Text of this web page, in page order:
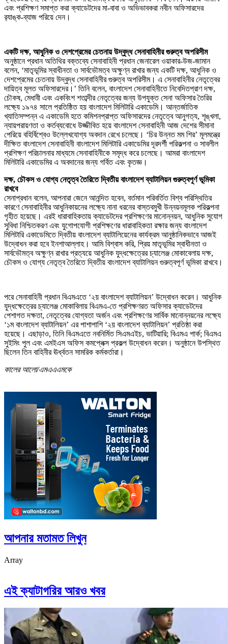
এবং প্রশিক্ষণ সমাপ্ত করা ক্যাডেটদের মা-বাবা ও অভিভাবকরা নবীন অফিসারদের
র‌্যাঙ্ক-ব্যাজ পরিয়ে দেন।
একটি দক্ষ, আধুনিক ও দেশপ্রেমের চেতনায় উদ্বুদ্ধ সেনাবাহিনীর গুরুত্ব অপরিসীম
অনুষ্ঠানে প্রধান অতিথির বক্তব্যে সেনাবাহিনী প্রধান জেনারেল ওয়াকার-উজ-জামান
বলেন, ‘মাতৃভূমির স্বাধীনতা ও সার্বভৌমত্ব অক্ষুণ্ন রাখার জন্য একটি দক্ষ, আধুনিক ও
দেশপ্রেমের চেতনায় উদ্বুদ্ধ সেনাবাহিনীর গুরুত্ব অপরিসীম। এ সেনাবাহিনীর নেতৃত্বের
দায়িত্ব মূলত অফিসারদের।’ তিনি বলেন, বাংলাদেশ সেনাবাহিনীতে নিবেদিতপ্রাণ দক্ষ,
চৌকষ, মেধাবী এবং একবিংশ শতাব্দীর নেতৃত্বের জন্য উপযুক্ত সেনা অফিসার তৈরির
লক্ষ্যে ১৯৭৪ সালে প্রতিষ্ঠিত হয় বাংলাদেশ মিলিটারি একাডেমি। আন্তর্জাতিক
খ্যাতিসম্পন্ন এ একাডেমি হতে কমিশনপ্রাপ্ত অফিসারদের নেতৃত্বে আনুগত্য, শৃঙ্খলা,
ন্যায়পরায়ণতা ও কর্তব্যবোধে উজ্জীবিত হয়ে বাংলাদেশ সেনাবাহিনী আজ দেশের সীমানা
পেরিয়ে বহির্বিশ্বেও উল্লেখযোগ্য অবদান রেখে চলেছে। ‘চির উন্নত মম শির’ মূলমন্ত্রে
দীক্ষিত বাংলাদেশ সেনাবাহিনী বাংলাদেশ মিলিটারি একাডেমির দূরদর্শী পরিকল্পনা ও সাবলীল
প্রশিক্ষণ পরিচালনার মাধ্যমে সেনাবাহিনীকে সমৃদ্ধ করে চলেছে। আমরা বাংলাদেশ
মিলিটারি একাডেমির এ অবদানের জন্য গর্বিত এবং কৃতজ্ঞ।
দক্ষ, চৌকস ও যোগ্য নেতৃত্ব তৈরিতে দ্বিতীয় বাংলাদেশ ব্যাটালিয়ন গুরুত্বপূর্ণ ভূমিকা
রাখবে
সেনাপ্রধান বলেন, আপনারা জেনে আনন্দিত হবেন, বর্তমান পরিবর্তিত বিশ্ব পরিস্থিতির
কারণে সেনাবাহিনীর আধুনিকায়নের লক্ষ্যে নানা ধরনের বাস্তবমুখী উন্নয়নমূলক পরিকল্পনা
গৃহীত হয়েছে। এরই ধারাবাহিকতায় ক্যাডেটদের প্রশিক্ষণের মানোন্নয়ন, আধুনিক সুযোগ
সুবিধা নিশ্চিতকরণ এবং যুগোপযোগী প্রশিক্ষণের ধারাবাহিকতা রক্ষার জন্য বাংলাদেশ
মিলিটারি একাডেমিতে দ্বিতীয় বাংলাদেশ ব্যাটালিয়েনের কার্যক্রম আনুষ্ঠানিকভাবে আজই
উদ্বোধন করা হবে ইনশাআল্লাহ। আমি বিশ্বাস করি, প্রিয় মাতৃভূমির স্বাধীনতা ও
সার্বভৌমত্ব অক্ষুণ্ন রাখার প্রত্যয়ে আধুনিক যুদ্ধক্ষেত্রের চ্যালেঞ্জ মোকাবেলায় দক্ষ,
চৌকস ও যোগ্য নেতৃত্ব তৈরিতে দ্বিতীয় বাংলাদেশ ব্যাটালিয়ন গুরুত্বপূর্ণ ভূমিকা রাখবে।
পরে সেনাবাহিনী প্রধান বিএমএতে ‘২য় বাংলাদেশ ব্যাটালিয়ন’ উদ্বোধন করেন। আধুনিক
যুদ্ধক্ষেত্রের চ্যালেঞ্জ মোকাবিলায় বিএমএ-তে প্রশিক্ষণরত অফিসার ক্যাডেটদের
পেশাগত দক্ষতা, নেতৃত্বের যোগ্যতা অর্জন এবং প্রশিক্ষণের সার্বিক মানোন্নয়নের লক্ষ্যে
‘১ম বাংলাদেশ ব্যাটালিয়ন’ এর পাশাপাশি ‘২য় বাংলাদেশ ব্যাটালিয়ন’ প্রতিষ্ঠা করা
হয়েছে। এছাড়াও, তিনি বিএমএতে নবনির্মিত সিএমএইচ, ভাটিয়ারি; বিএমএ পার্ক; বিএমএ
সুইমিং পুল এবং এমইএস অফিস কমপ্লেক্স প্রকল্প উদ্বোধন করেন। অনুষ্ঠানে উপস্থিত
ছিলেন তিন বাহিনীর ঊর্ধ্বতন সামরিক কর্মকর্তারা।
কালের আলো/এমএএএমকে
আপনার মতামত লিখুন
Array
এই ক্যাটাগরির আরও খবর